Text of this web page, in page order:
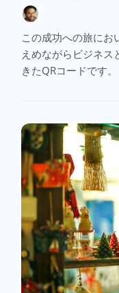
この成功への旅にお
えめながらビジネス
きたQRコードです。